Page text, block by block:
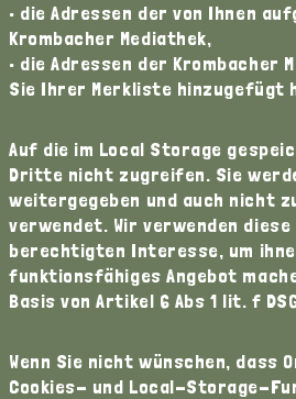
• die Adressen der von Ihnen
Krombacher Mediathek,
• die Adressen der Krombacher
Sie Ihrer Merkliste hinzugefügt
Auf die im Local Storage
Dritte nicht zugreifen. Sie
weitergegeben und auch nicht
verwendet. Wir verwenden diese
berechtigten Interesse, um
funktionsfähiges Angebot
Basis von Artikel 6 Abs 1 lit. f
Wenn Sie nicht wünschen, dass
Cookies- und Local-Storage-